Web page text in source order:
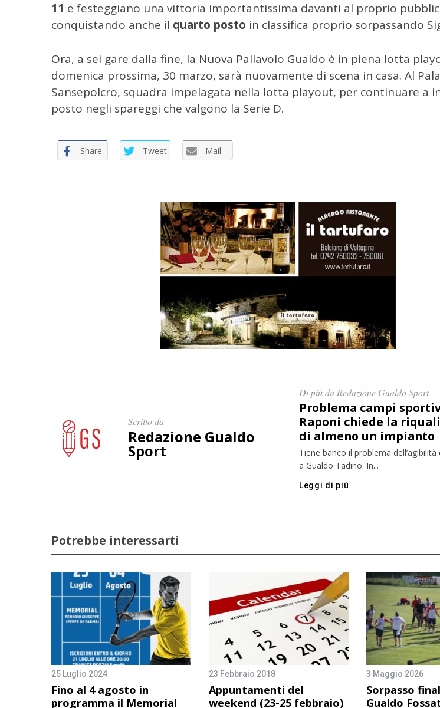
11 e festeggiano una vittoria importantissima davanti al proprio
conquistando anche il quarto posto in classifica proprio sorpassando
Ora, a sei gare dalla fine, la Nuova Pallavolo Gualdo è in piena lotta
domenica prossima, 30 marzo, sarà nuovamente di scena in casa. Al
Sansepolcro, squadra impelagata nella lotta playout, per continuare a
posto negli spareggi che valgono la Serie D.
Share Tweet Mail
Scritto da
Redazione Gualdo
Sport
Di più da Redazione Gualdo Sport
Problema campi
Raponi chiede la
di almeno un impianto
Tiene banco il problema
a Gualdo Tadino. In...
Leggi di più
Potrebbe interessarti
25 Luglio 2024
Fino al 4 agosto in
programma il Memorial
23 Febbraio 2018
Appuntamenti del
weekend (23-25 febbraio)
3 Maggio 2026
Sorpasso
Gualdo